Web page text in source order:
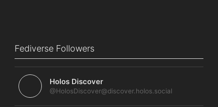
Fediverse Followers
Holos Discover
@HolosDiscover@discover.holos.social